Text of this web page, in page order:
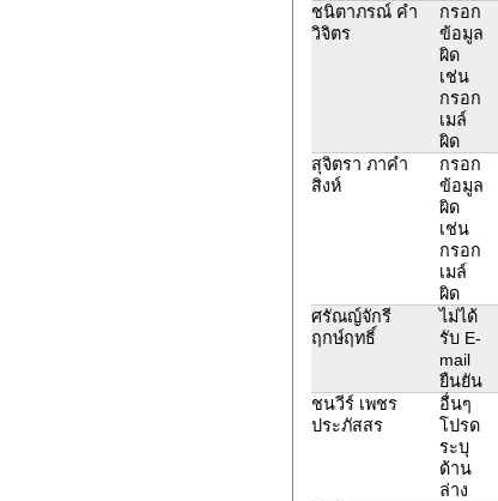
ชนิตาภรณ์ คำ
วิจิตร
กรอก
ข้อมูล
ผิด
เช่น
กรอก
เมล์
ผิด
สุจิตรา ภาคำ
สิงห์
กรอก
ข้อมูล
ผิด
เช่น
กรอก
เมล์
ผิด
ศรัณญ์จักรี
ฤกษ์ฤทธิ์
ไม่ได้
รับ E-
mail
ยืนยัน
ชนวีร์ เพชร
ประภัสสร
อื่นๆ
โปรด
ระบุ
ด้าน
ล่าง